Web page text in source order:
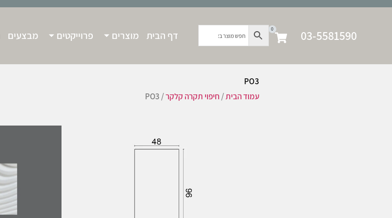
03-5581590
0
דף הבית מוצרים פרוייקטים מבצעים
PO3
עמוד הבית/ חיפוי תקרה קלקר/ PO3